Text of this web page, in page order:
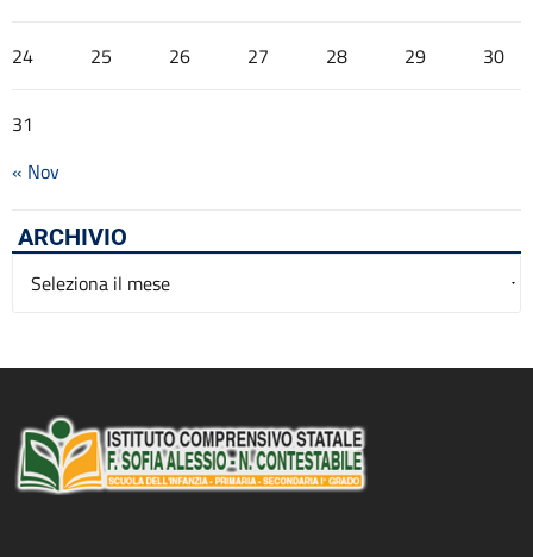
24 25 26 27 28 29 30
31
« Nov
ARCHIVIO
Archivio